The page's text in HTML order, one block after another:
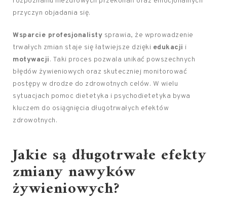
przyczyn objadania się.
Wsparcie profesjonalisty sprawia, że wprowadzenie
trwałych zmian staje się łatwiejsze dzięki edukacji i
motywacji. Taki proces pozwala unikać powszechnych
błędów żywieniowych oraz skuteczniej monitorować
postępy w drodze do zdrowotnych celów. W wielu
sytuacjach pomoc dietetyka i psychodietetyka bywa
kluczem do osiągnięcia długotrwałych efektów
zdrowotnych.
Jakie są długotrwałe efekty
zmiany nawyków
żywieniowych?